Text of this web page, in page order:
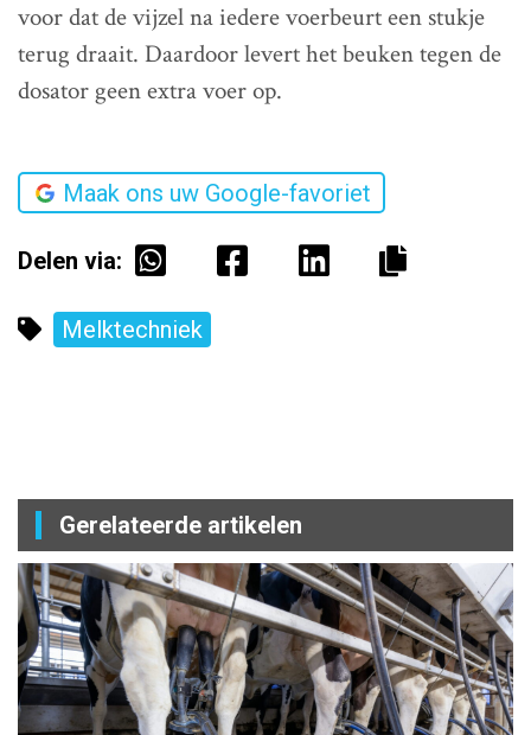
voor dat de vijzel na iedere voerbeurt een stukje
terug draait. Daardoor levert het beuken tegen de
dosator geen extra voer op.
Maak ons uw Google-favoriet
Delen via:
Melktechniek
Gerelateerde artikelen